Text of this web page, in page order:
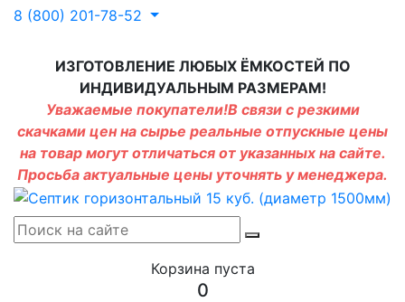
8 (800) 201-78-52
ИЗГОТОВЛЕНИЕ ЛЮБЫХ ЁМКОСТЕЙ ПО
ИНДИВИДУАЛЬНЫМ РАЗМЕРАМ!
Уважаемые покупатели!В связи с резкими
скачками цен на сырье реальные отпускные цены
на товар могут отличаться от указанных на сайте.
Просьба актуальные цены уточнять у менеджера.
Корзина пуста
0